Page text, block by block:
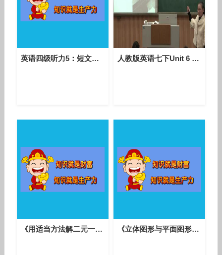
英语四级听力5：短文设题十面埋伏 人教版英语七下Unit 6 Section A（1a-1c）教学视频实录（谢晶晶）
《用适当方法解二元一次方程组》优质课教学视频-人教版初中数学七年级下册 《立体图形与平面图形》优质课教学视频-人教版初中数学七年级上册